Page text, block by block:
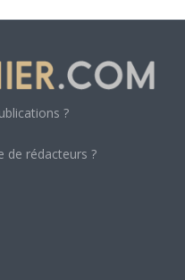
?
de rédacteurs ?